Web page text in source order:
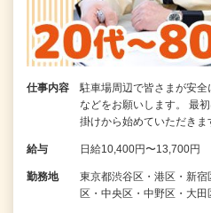
仕事内容
駐車場周辺で皆さまが安
などをお願いします。 最
掛けから始めていただきま
給与 日給10,400円〜13,700円
勤務地
東京都渋谷区・港区・新
区・中央区・中野区・大